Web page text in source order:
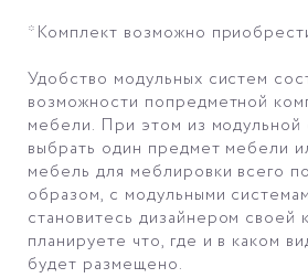
*Комплект возможно
Удобство модульных систем
возможности попредметной
мебели. При этом из
выбрать один предмет мебели
мебель для меблировки всего
образом, с модульными
становитесь дизайнером своей
планируете что, где и в каком
будет размещено.